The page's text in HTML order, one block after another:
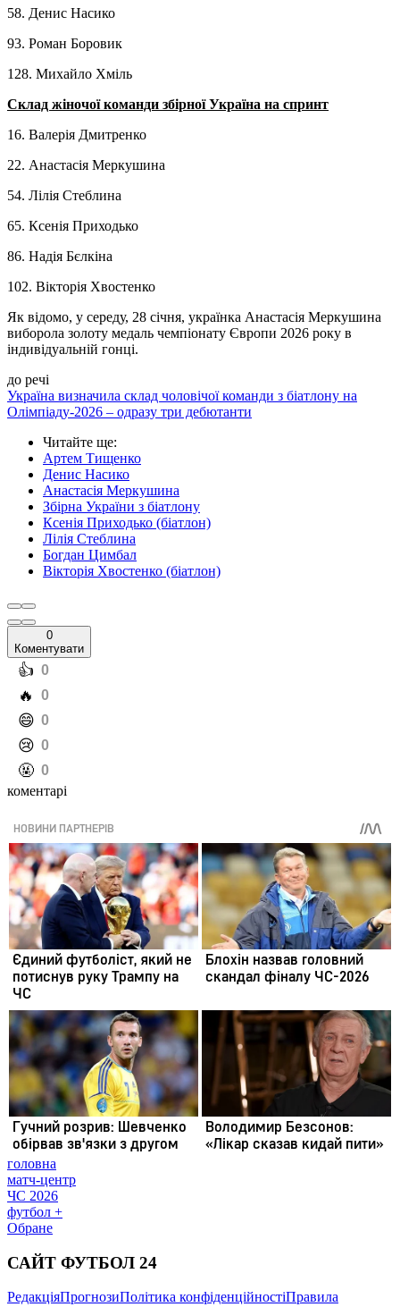
58. Денис Насико
93. Роман Боровик
128. Михайло Хміль
Склад жіночої команди збірної Україна на спринт
16. Валерія Дмитренко
22. Анастасія Меркушина
54. Лілія Стеблина
65. Ксенія Приходько
86. Надія Бєлкіна
102. Вікторія Хвостенко
Як відомо, у середу, 28 січня, українка Анастасія Меркушина
виборола золоту медаль чемпіонату Європи 2026 року в
індивідуальній гонці.
до речі
Україна визначила склад чоловічої команди з біатлону на
Олімпіаду-2026 – одразу три дебютанти
Читайте ще:
Артем Тищенко
Денис Насико
Анастасія Меркушина
Збірна України з біатлону
Ксенія Приходько (біатлон)
Лілія Стеблина
Богдан Цимбал
Вікторія Хвостенко (біатлон)
0
Коментувати
️👍 0
️🔥 0
️😄 0
️😢 0
️🤬 0
коментарі
головна
матч-центр
ЧС 2026
футбол +
Обране
САЙТ ФУТБОЛ 24
РедакціяПрогнозиПолітика конфіденційностіПравила